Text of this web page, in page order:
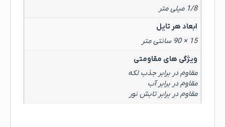
1/8 میلی متر
ابعاد هر تایل
15 × 90 سانتی متر
ویژگی های مقاومتی
مقاوم در برابر جذب لکه
مقاوم در برابر آب
مقاوم در برابر تابش نور